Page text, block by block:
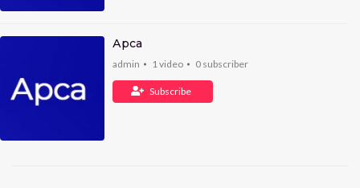
Арса
admin 1video 0subscriber
Subscribe